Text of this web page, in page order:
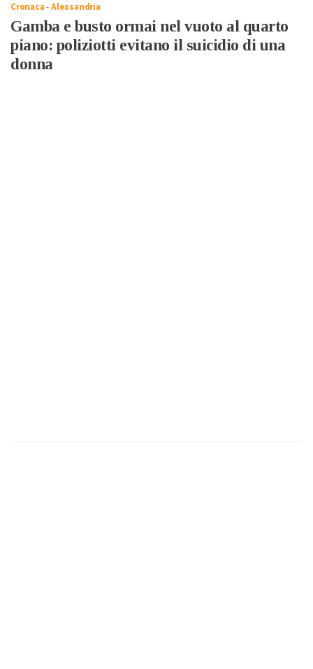
Cronaca-Alessandria
Gamba e busto ormai nel vuoto al quarto
piano: poliziotti evitano il suicidio di una
donna